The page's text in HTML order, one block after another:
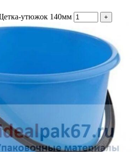
утюжок 140мм